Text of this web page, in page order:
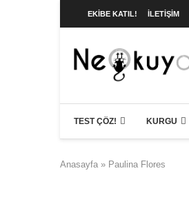
EKIBE KATIL! İLETIŞIM
TEST ÇÖZ! KURGU
Anasayfa » Paulina Flores